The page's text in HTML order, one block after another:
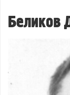
Беликов